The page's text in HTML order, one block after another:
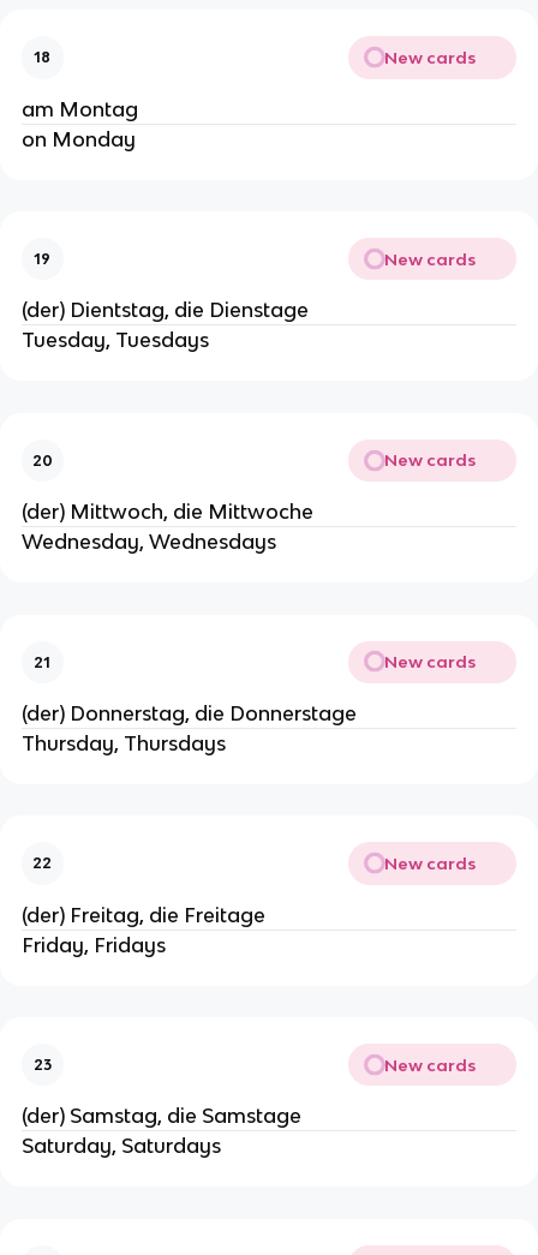
18 New cards
am Montag
on Monday
19 New cards
(der) Dientstag, die Dienstage
Tuesday, Tuesdays
20 New cards
(der) Mittwoch, die Mittwoche
Wednesday, Wednesdays
21 New cards
(der) Donnerstag, die Donnerstage
Thursday, Thursdays
22 New cards
(der) Freitag, die Freitage
Friday, Fridays
23 New cards
(der) Samstag, die Samstage
Saturday, Saturdays